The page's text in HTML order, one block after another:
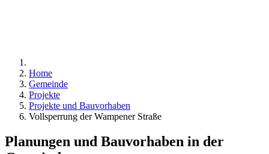
Home
Gemeinde
Projekte
Projekte und Bauvorhaben
Vollsperrung der Wampener Straße
Planungen und Bauvorhaben in der